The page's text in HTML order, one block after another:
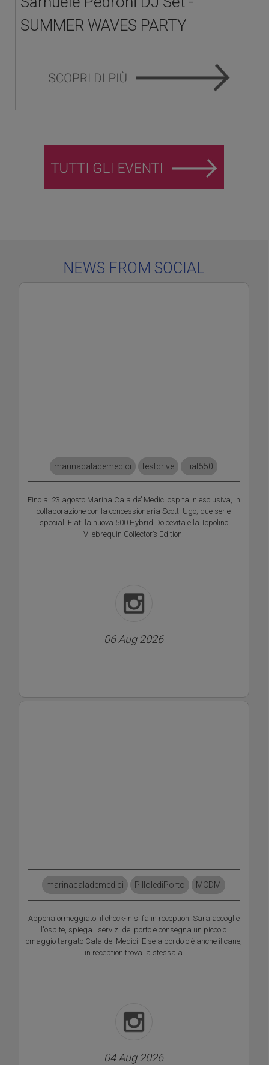
SUMMER WAVES PARTY
NEWS FROM SOCIAL
marinacalademedici testdrive Fiat550
Fino al 23 agosto Marina Cala de’ Medici ospita in esclusiva, in
collaborazione con la concessionaria Scotti Ugo, due serie
speciali Fiat: la nuova 500 Hybrid Dolcevita e la Topolino
Vilebrequin Collector’s Edition.
06 Aug 2026
marinacalademedici PillolediPorto MCDM
Appena ormeggiato, il check-in si fa in reception: Sara accoglie
l'ospite, spiega i servizi del porto e consegna un piccolo
omaggio targato Cala de' Medici. E se a bordo c'è anche il cane,
in reception trova la stessa a
04 Aug 2026